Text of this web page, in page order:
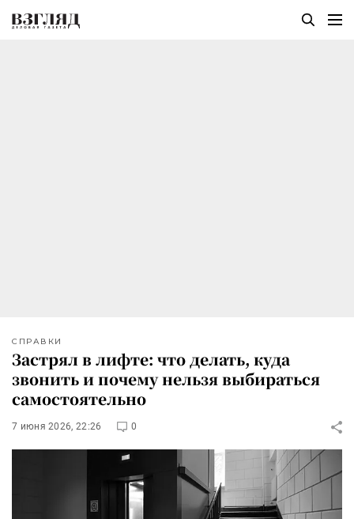
СПРАВКИ
Застрял в лифте: что делать, куда
звонить и почему нельзя выбираться
самостоятельно
7 июня 2026, 22:26 0